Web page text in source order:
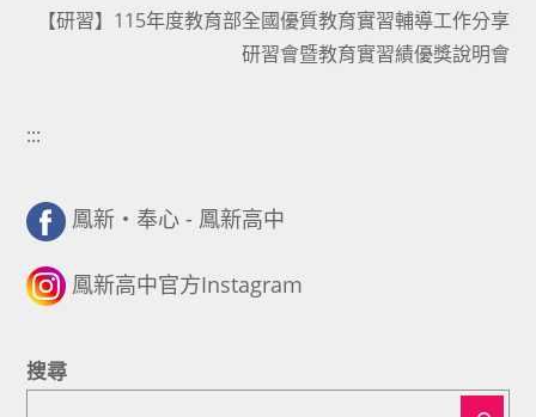
【研習】115年度教育部全國優質教育實習輔導工作分享
研習會暨教育實習績優獎說明會
:::
鳳新・奉心 - 鳳新高中
鳳新高中官方Instagram
搜尋